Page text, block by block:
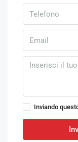
Inviando